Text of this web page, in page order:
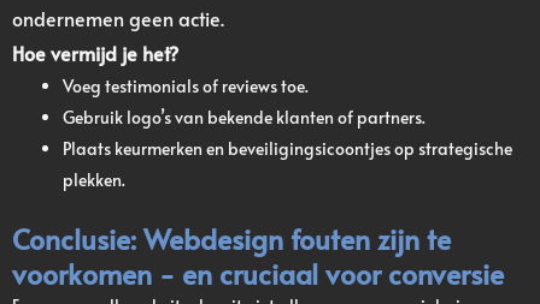
ondernemen geen actie.
Hoe vermijd je het?
Voeg testimonials of reviews toe.
Gebruik logo’s van bekende klanten of partners.
Plaats keurmerken en beveiligingsicoontjes op strategische
plekken.
Conclusie: Webdesign fouten zijn te
voorkomen - en cruciaal voor conversie